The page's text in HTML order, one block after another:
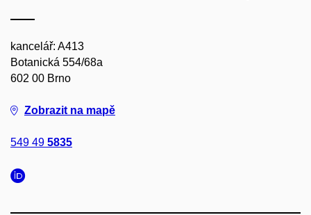
kancelář: A413
Botanická 554/68a
602 00 Brno
Zobrazit na mapě
549 49 5835